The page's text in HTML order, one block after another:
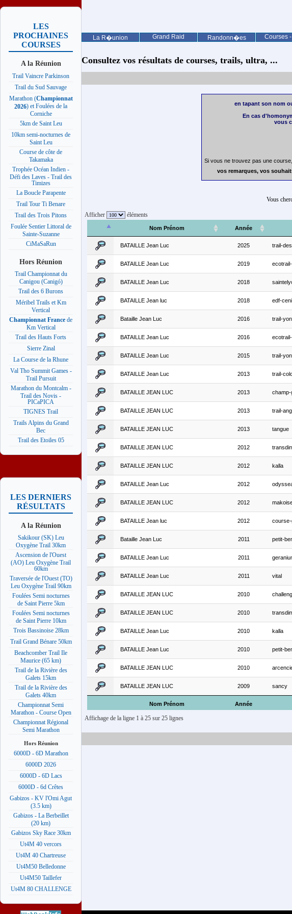
La R�union Grand Raid Randonn�es Courses -
LES
PROCHAINES
COURSES
A la Réunion
Trail Vaincre Parkinson
Trail du Sud Sauvage
Marathon (Championnat
2026) et Foulées de la
Corniche
5km de Saint Leu
10km semi-nocturnes de
Saint Leu
Course de côte de
Takamaka
Trophée Océan Indien -
Défi des Laves - Trail des
Timizes
La Boucle Parapente
Trail Tour Ti Benare
Trail des Trois Pitons
Foulée Sentier Littoral de
Sainte-Suzanne
CiMaSaRun
Hors Réunion
Trail Championnat du
Canigou (Canigó)
Trail des 6 Burons
Méribel Trails et Km
Vertical
Championnat France de
Km Vertical
Trail des Hauts Forts
Sierre Zinal
La Course de la Rhune
Val Tho Summit Games -
Trail Pursuit
Marathon du Montcalm -
Trail des Novis -
PICaPICA
TIGNES Trail
Trails Alpins du Grand
Bec
Trail des Etoiles 05
LES DERNIERS
RÉSULTATS
A la Réunion
Sakikour (SK) Leu
Oxygène Trail 30km
Ascension de l'Ouest
(AO) Leu Oxygène Trail
60km
Traversée de l'Ouest (TO)
Leu Oxygène Trail 90km
Foulées Semi nocturnes
de Saint Pierre 5km
Foulées Semi nocturnes
de Saint Pierre 10km
Trois Bassinoise 28km
Trail Grand Bénare 50km
Beachcomber Trail Ile
Maurice (65 km)
Trail de la Rivière des
Galets 15km
Trail de la Rivière des
Galets 40km
Championnat Semi
Marathon - Course Open
Championnat Régional
Semi Marathon
Hors Réunion
6000D - 6D Marathon
6000D 2026
6000D - 6D Lacs
6000D - 6d Crêtes
Gabizos - KV l'Omi Agut
(3.5 km)
Gabizos - La Berbeillet
(20 km)
Gabizos Sky Race 30km
Ut4M 40 vercors
Ut4M 40 Chartreuse
Ut4M50 Belledonne
Ut4M50 Taillefer
Ut4M 80 CHALLENGE
Consultez vos résultats de courses, trails, ultra, ...
en tapant son nom
En cas
vous
Si vous ne trouvez pas une
vos remarques, vos
Vous
Afficher éléments
Nom Prénom Année
Nom Prénom Année
BATAILLE Jean Luc 2025 trail-
BATAILLE Jean Luc 2019
BATAILLE Jean Luc 2018
BATAILLE Jean luc 2018 edf-
Bataille Jean Luc 2016 trail-
BATAILLE Jean Luc 2016
BATAILLE Jean Luc 2015 trail-
BATAILLE Jean Luc 2013 trail-
BATAILLE JEAN LUC 2013 champ-
BATAILLE JEAN LUC 2013 trail-
BATAILLE JEAN LUC 2013 tangue
BATAILLE JEAN LUC 2012
BATAILLE JEAN LUC 2012 kalla
BATAILLE Jean Luc 2012
BATAILLE JEAN LUC 2012
BATAILLE Jean luc 2012
Bataille Jean Luc 2011 petit-
BATAILLE Jean Luc 2011
BATAILLE Jean Luc 2011 vital
BATAILLE JEAN LUC 2010
BATAILLE JEAN LUC 2010
BATAILLE Jean Luc 2010 kalla
BATAILLE Jean Luc 2010 petit-
BATAILLE JEAN LUC 2010
BATAILLE JEAN LUC 2009 sancy
Affichage de la ligne 1 à 25 sur 25 lignes